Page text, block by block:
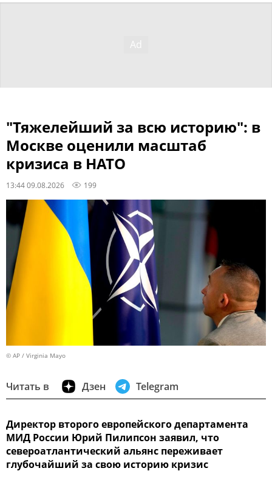
"Тяжелейший за всю историю": в
Москве оценили масштаб
кризиса в НАТО
13:44 09.08.2026 199
© AP / Virginia Mayo
Читать в Дзен Telegram
Директор второго европейского департамента
МИД России Юрий Пилипсон заявил, что
североатлантический альянс переживает
глубочайший за свою историю кризис